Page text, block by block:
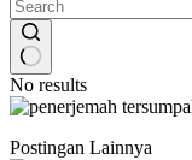
No results
Postingan Lainnya